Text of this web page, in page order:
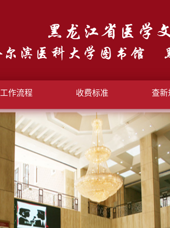
工作流程 收费标准 查新